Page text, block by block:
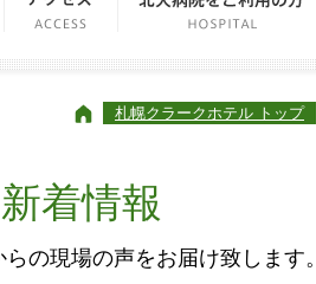
札幌クラークホテル トップ
新着情報
の現場の声をお届け致します。